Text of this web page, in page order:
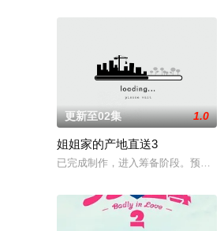
更新至02集 1.0
姐姐家的产地直送3
已完成制作，进入筹备阶段。预计